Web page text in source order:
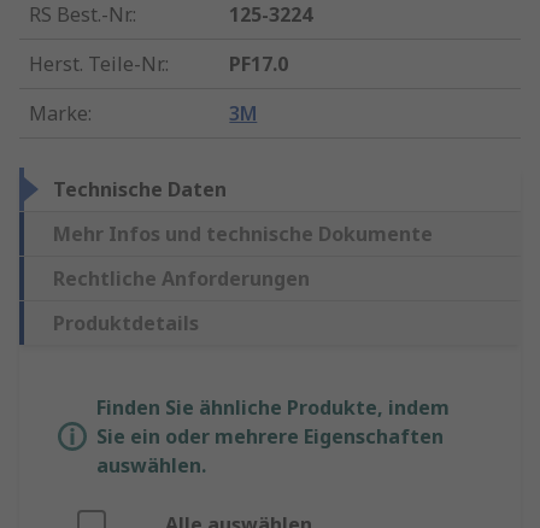
RS Best.-Nr.:
125-3224
Herst. Teile-Nr.:
PF17.0
Marke: 3M
Technische Daten
Mehr Infos und technische Dokumente
Rechtliche Anforderungen
Produktdetails
Finden Sie ähnliche Produkte, indem
Sie ein oder mehrere Eigenschaften
auswählen.